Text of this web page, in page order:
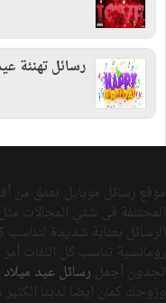
رسائل تهنئة
موقع رسائل موبايل تعمق من
المختلفة فى شتي المجالات
الرسائل بعناية شديدة لتناسب
رومانسية تناسب كل اللغات
تجدون أجمل رسائل عيد ميلاد
وزوجك كمان ايضا لدينا الكثير